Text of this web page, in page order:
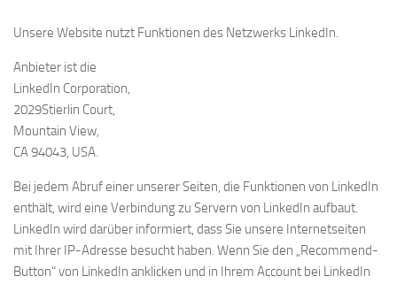
Unsere Website nutzt Funktionen des Netzwerks LinkedIn.
Anbieter ist die
LinkedIn Corporation,
2029Stierlin Court,
Mountain View,
CA 94043, USA.
Bei jedem Abruf einer unserer Seiten, die Funktionen von LinkedIn
enthält, wird eine Verbindung zu Servern von LinkedIn aufbaut.
LinkedIn wird darüber informiert, dass Sie unsere Internetseiten
mit Ihrer IP-Adresse besucht haben. Wenn Sie den „Recommend-
Button“ von LinkedIn anklicken und in Ihrem Account bei LinkedIn